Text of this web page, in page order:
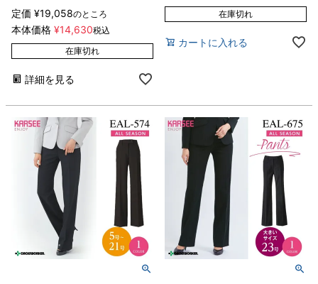
定価 ¥19,058のところ
本体価格 ¥14,630税込
在庫切れ
詳細を見る
在庫切れ
カートに入れる